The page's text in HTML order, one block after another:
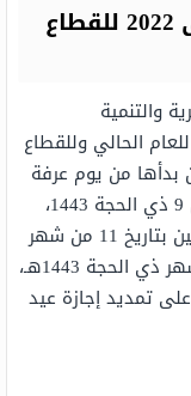
متى تنتهي إجازة عيد الأضحى 2022 للقطاع
والتنمية
الحالي وللقطاع
بدأها من يوم عرفة
يوم الجمعة 8 يوليو 2022م، وهو ما يوافق 9 ذي الحجة 1443،
وعليه سوف تنتهي الإجازة مساء يوم الاثنين بتاريخ 11 من شهر
يوليو 2022م وهو ما يوافق تاريخ 12 من شهر ذي الحجة 1443هـ،
تمديد إجازة عيد